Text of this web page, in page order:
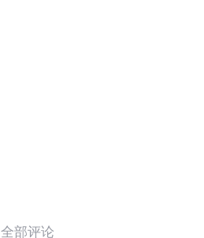
全部评论